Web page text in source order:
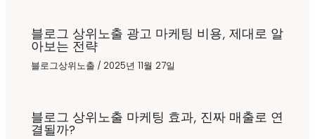
블로그 상위노출 광고 마케팅 비용, 제대로 알
아보는 전략
블로그상위노출 / 2025년 11월 27일
블로그 상위노출 마케팅 효과, 진짜 매출로 연
결될까?